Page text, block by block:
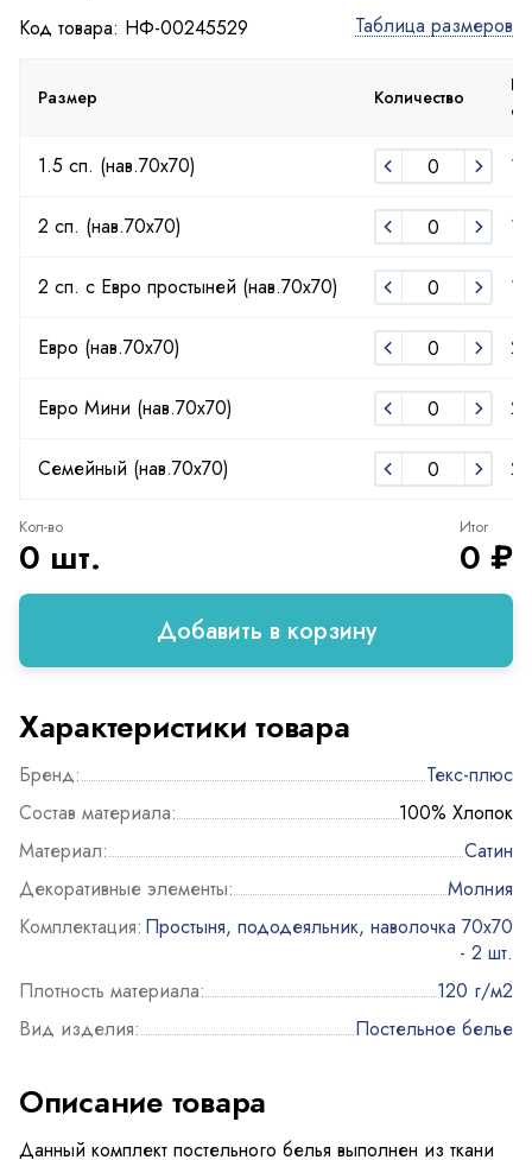
Код товара: НФ-00245529 Таблица размеров
Размер Количество
1.5 сп. (нав.70х70)
2 сп. (нав.70х70)
2 сп. с Евро простыней (нав.70х70)
Евро (нав.70х70)
Евро Мини (нав.70х70)
Семейный (нав.70х70)
Кол-во
0 шт.
Итог
0 ₽
Добавить в корзину
Характеристики товара
Бренд:
Текс-плюс
Состав материала:
100% Хлопок
Материал:
Сатин
Декоративные элементы:
Молния
Комплектация: Простыня, пододеяльник, наволочка 70х70
- 2 шт.
Плотность материала:
120 г/м2
Вид изделия:
Постельное белье
Описание товара
Данный комплект постельного белья выполнен из ткани